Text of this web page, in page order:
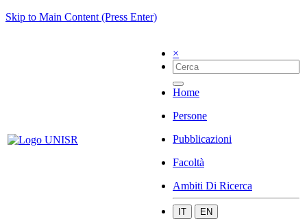
Skip to Main Content (Press Enter)
×
Home
Persone
Pubblicazioni
Facoltà
Ambiti Di Ricerca
IT EN